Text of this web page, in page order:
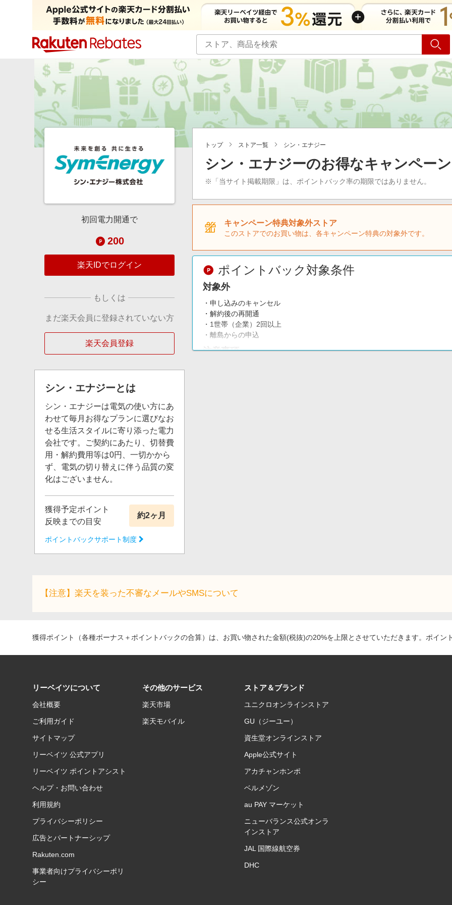
カテゴリー一覧 イベント一覧 ショッピング 旅行
初回電力開通で
200
楽天IDでログイン
もしくは
まだ楽天会員に登録されていない方
楽天会員登録
シン・エナジーとは
シン・エナジーは電気の使い方にあ
わせて毎月お得なプランに選びなお
せる生活スタイルに寄り添った電力
会社です。ご契約にあたり、切替費
用・解約費用等は0円、一切かから
ず、電気の切り替えに伴う品質の変
化はございません。
獲得予定ポイント
反映までの目安
約2ヶ月
ポイントバックサポート制度
トップ ストア一覧 シン・エナジー
シン・エナジーのお得なキャンペーン
※「当サイト掲載期限」は、ポイントバック率の期限ではありません。
キャンペーン特典対象外ストア
このストアでのお買い物は、各キャンペーン特典の対象外です。
ポイントバック対象条件
対象外
・申し込みのキャンセル
・解約後の再開通
・1世帯（企業）2回以上
・離島からの申込
注意事項
【注意】楽天を装った不審なメールやSMSについて
獲得ポイント（各種ボーナス＋ポイントバックの合算）は、お買い物された金額(税抜)の20%を上限とさせていただきます。ポイン
リーベイツについて
会社概要
ご利用ガイド
サイトマップ
リーベイツ 公式アプリ
リーベイツ ポイントアシスト
ヘルプ・お問い合わせ
利用規約
プライバシーポリシー
広告とパートナーシップ
Rakuten.com
事業者向けプライバシーポリ
シー
その他のサービス
楽天市場
楽天モバイル
ストア＆ブランド
ユニクロオンラインストア
GU（ジーユー）
資生堂オンラインストア
Apple公式サイト
アカチャンホンポ
ベルメゾン
au PAY マーケット
ニューバランス公式オンラ
インストア
JAL 国際線航空券
DHC